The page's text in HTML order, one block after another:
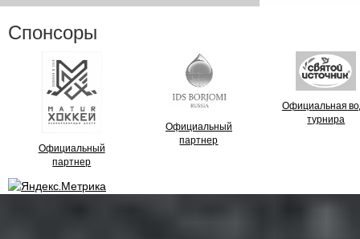
Спонсоры
Официальный
партнер
Официальный
партнер
Официальная
турнира